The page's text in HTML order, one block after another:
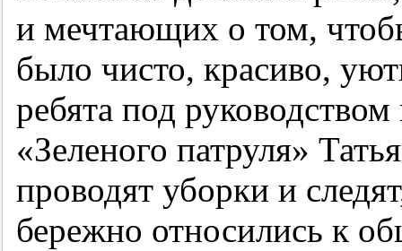
и мечтающих о том,
было чисто, красиво,
ребята под
«Зеленого патруля»
проводят уборки и
бережно относились к